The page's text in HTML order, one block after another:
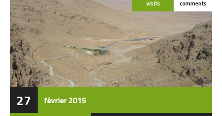
27 février2015
visits comments